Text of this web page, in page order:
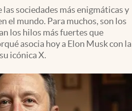
las sociedades más enigmáticas y
el mundo. Para muchos, son los
los hilos más fuertes que
asocia hoy a Elon Musk con la
icónica X.